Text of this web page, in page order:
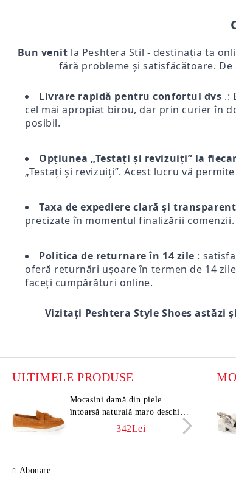
Bun venit la Peshtera Stil - destinația ta
fără probleme și satisfăcătoare.
Livrare rapidă pentru confortul dvs .:
cel mai apropiat birou, dar prin curier în
posibil.
Opțiunea „Testați și revizuiți” la
„Testați și revizuiți”. Acest lucru vă
Taxa de expediere clară și
precizate în momentul finalizării comenzii.
Politica de returnare în 14 zile :
oferă returnări ușoare în termen de 14
faceți cumpărături online.
Vizitați Peshtera Style Shoes
ULTIMELE PRODUSE
Mocasini damă din piele
întoarsă naturală maro deschis –
342Lei
Abonare